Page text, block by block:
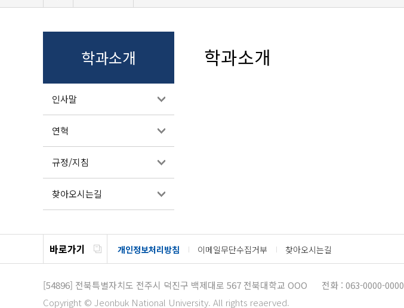
학과소개
인사말
연혁
규정/지침
찾아오시는길
학과소개
바로가기 개인정보처리방침 이메일무단수집거부 찾아오시는길
[54896] 전북특별자치도 전주시 덕진구 백제대로 567 전북대학교 OOO 전화 : 063-0000-0000
Copyright © Jeonbuk National University. All rights reaerved.